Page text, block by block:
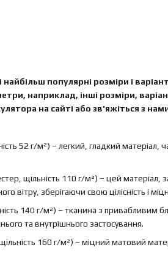
популярні розміри і
наприклад, інші розміри,
на сайті або зв'яжіться з
52 г/м²) – легкий, гладкий матеріал,
щільність 110 г/м²) – цей матеріал,
вітру, зберігаючи свою цілісність і
140 г/м²) – тканина з привабливим
та внутрішнього застосування.
160 г/м²) – міцний матовий